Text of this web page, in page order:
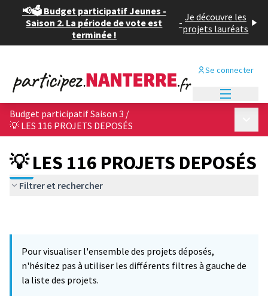
📢🗳️ Budget participatif Jeunes -
Saison 2. La période de vote est
terminée !
- Je découvre les
projets lauréats
Se connecter
Budget participatif Saison 3 /
💡 LES 116 PROJETS DEPOSÉS
💡 LES 116 PROJETS DEPOSÉS
Filtrer et rechercher
Pour visualiser l'ensemble des projets déposés,
n'hésitez pas à utiliser les différents filtres à gauche de
la liste des projets.